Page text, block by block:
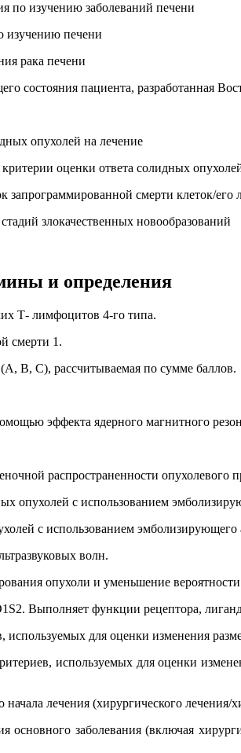
по изучению заболеваний печени
изучению печени
рака печени
состояния пациента, разработанная
опухолей на лечение
оценки ответа солидных
запрограммированной смерти клеток/его
злокачественных новообразований
и определения
Т- лимфоцитов 4-го типа.
смерти 1.
В, С), рассчитываемая по сумме баллов.
эффекта ядерного магнитного
распространенности опухолевого
опухолей с использованием
с использованием эмболизирующего
волн.
опухоли и уменьшение
Выполняет функции рецептора,
для оценки изменения
используемых для оценки
лечения (хирургического
заболевания (включая